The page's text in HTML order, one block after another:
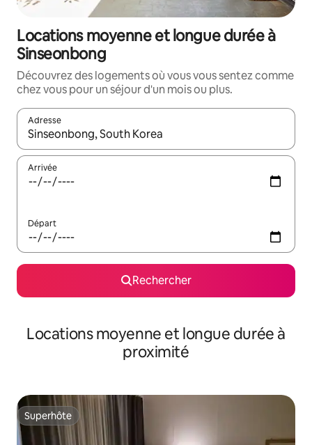
Locations moyenne et longue durée à
Sinseonbong
Découvrez des logements où vous vous sentez comme
chez vous pour un séjour d'un mois ou plus.
Adresse
Lorsque les résultats s'affichent, utilisez les flèches vers le
Arrivée
Départ
Rechercher
Locations moyenne et longue durée à
proximité
Superhôte
Superhôte